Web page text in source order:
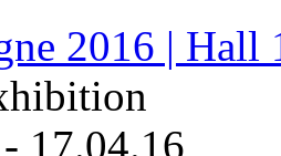
2016 | Hall
- 17.04.16